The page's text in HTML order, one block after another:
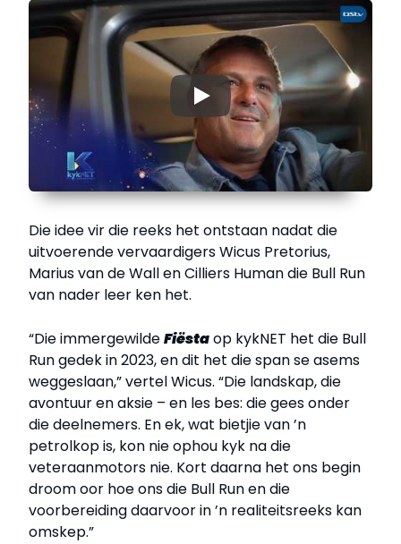
▶
Die idee vir die reeks het ontstaan nadat die
uitvoerende vervaardigers Wicus Pretorius,
Marius van de Wall en Cilliers Human die Bull Run
van nader leer ken het.
“Die immergewildeFiëstaop kykNET het die Bull
Run gedek in 2023, en dit het die span se asems
weggeslaan,” vertel Wicus. “Die landskap, die
avontuur en aksie – en les bes: die gees onder
die deelnemers. En ek, wat bietjie van ’n
petrolkop is, kon nie ophou kyk na die
veteraanmotors nie. Kort daarna het ons begin
droom oor hoe ons die Bull Run en die
voorbereiding daarvoor in ’n realiteitsreeks kan
omskep.”